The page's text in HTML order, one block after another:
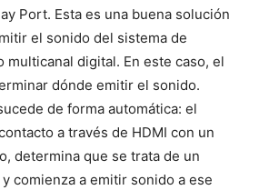
Port. Esta es una buena solución
el sonido del sistema de
multicanal digital. En este caso, el
dónde emitir el sonido.
de forma automática: el
a través de HDMI con un
determina que se trata de un
comienza a emitir sonido a ese